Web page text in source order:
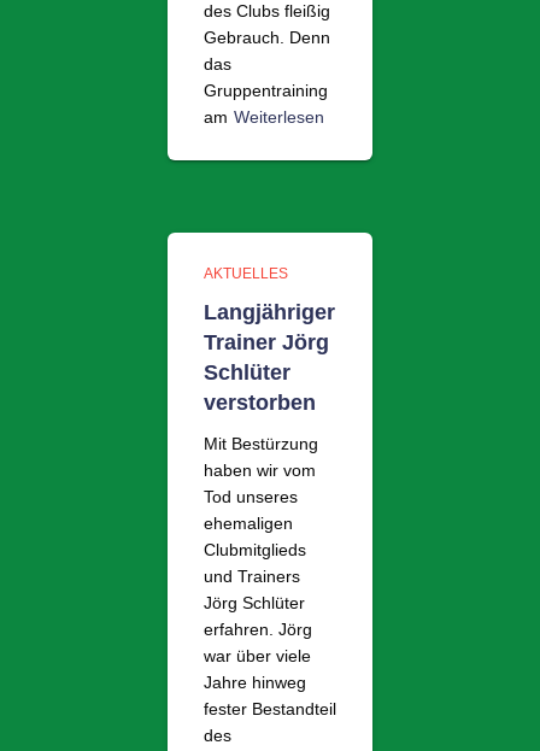
des Clubs fleißig
Gebrauch. Denn
das
Gruppentraining
am Weiterlesen
AKTUELLES
Langjähriger
Trainer Jörg
Schlüter
verstorben
Mit Bestürzung
haben wir vom
Tod unseres
ehemaligen
Clubmitglieds
und Trainers
Jörg Schlüter
erfahren. Jörg
war über viele
Jahre hinweg
fester Bestandteil
des